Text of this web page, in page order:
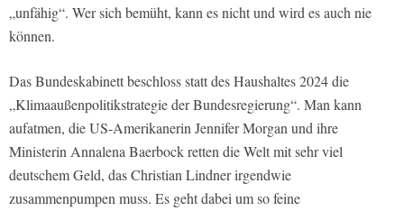
„unfähig“. Wer sich bemüht, kann es nicht und wird es auch nie
können.
Das Bundeskabinett beschloss statt des Haushaltes 2024 die
„Klimaaußenpolitikstrategie der Bundesregierung“. Man kann
aufatmen, die US-Amerikanerin Jennifer Morgan und ihre
Ministerin Annalena Baerbock retten die Welt mit sehr viel
deutschem Geld, das Christian Lindner irgendwie
zusammenpumpen muss. Es geht dabei um so feine